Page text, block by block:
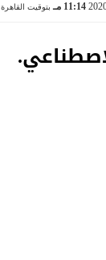
11:14 مـ بتوقيت القاهرة